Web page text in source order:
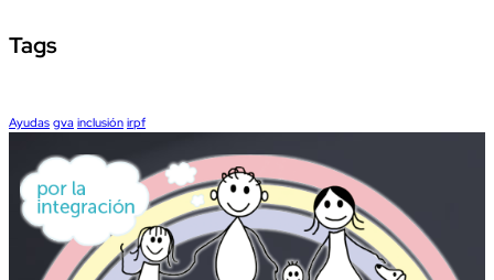
Tags
Ayudas gva inclusión irpf